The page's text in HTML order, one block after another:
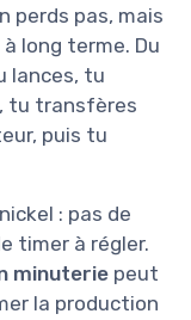
perds pas, mais
long terme. Du
lances, tu
tu transfères
puis tu
: pas de
timer à régler.
minuterie peut
la production